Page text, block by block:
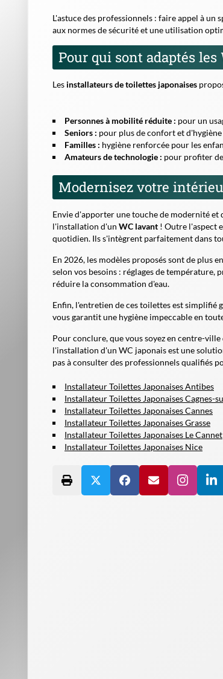
L'astuce des professionnels : faire appel à un
aux normes de sécurité et une utilisation
Pour qui sont adaptés les
Les installateurs de toilettes japonaises
Personnes à mobilité réduite : pour un
Seniors : pour plus de confort et
Familles : hygiène renforcée pour les
Amateurs de technologie : pour profiter
Modernisez votre
Envie d'apporter une touche de modernité et
l'installation d'un WC lavant ! Outre l'aspect
quotidien. Ils s'intègrent parfaitement dans
En 2026, les modèles proposés sont de plus
selon vos besoins : réglages de
réduire la consommation d'eau.
Enfin, l'entretien de ces toilettes est simplifié
vous garantit une hygiène impeccable en
Pour conclure, que vous soyez en centre-
l'installation d'un WC japonais est une
pas à consulter des professionnels qualifiés
Installateur Toilettes Japonaises Antibes
Installateur Toilettes Japonaises Cagnes-
Installateur Toilettes Japonaises Cannes
Installateur Toilettes Japonaises Grasse
Installateur Toilettes Japonaises Le Cannet
Installateur Toilettes Japonaises Nice